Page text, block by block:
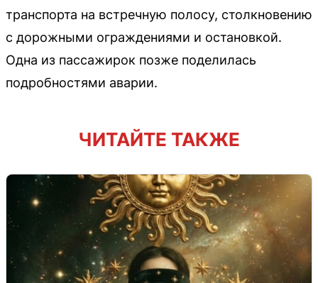
транспорта на встречную полосу, столкновению
с дорожными ограждениями и остановкой.
Одна из пассажирок позже поделилась
подробностями аварии.
ЧИТАЙТЕ ТАКЖЕ